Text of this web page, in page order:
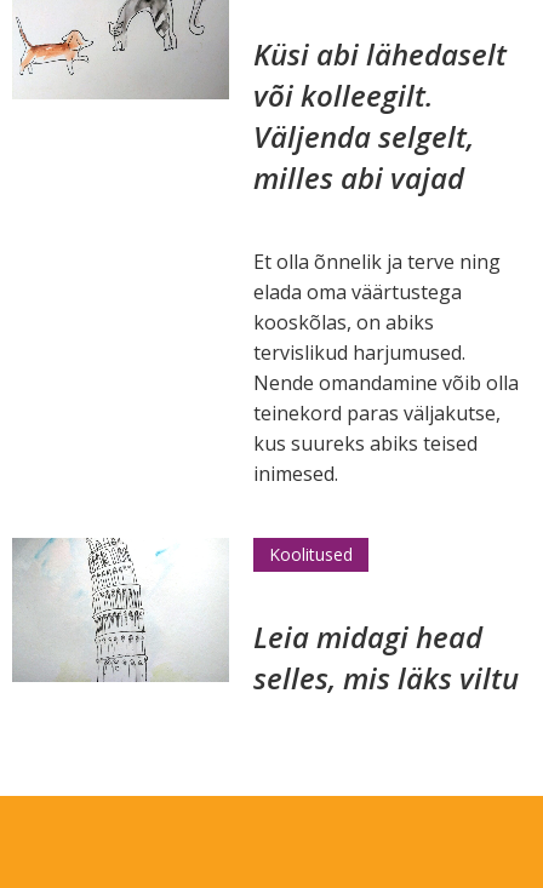
Küsi abi lähedaselt
või kolleegilt.
Väljenda selgelt,
milles abi vajad
Et olla õnnelik ja terve ning
elada oma väärtustega
kooskõlas, on abiks
tervislikud harjumused.
Nende omandamine võib olla
teinekord paras väljakutse,
kus suureks abiks teised
inimesed.
Koolitused
Leia midagi head
selles, mis läks viltu